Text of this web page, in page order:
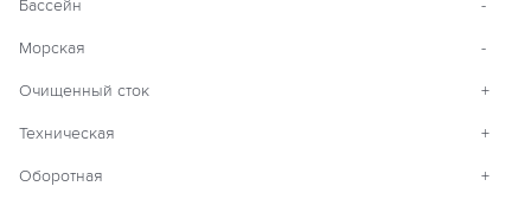
Бассейн -
Морская -
Очищенный сток +
Техническая +
Оборотная +